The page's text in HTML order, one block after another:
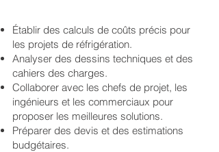
Établir des calculs de coûts précis pour
les projets de réfrigération.
Analyser des dessins techniques et des
cahiers des charges.
Collaborer avec les chefs de projet, les
ingénieurs et les commerciaux pour
proposer les meilleures solutions.
Préparer des devis et des estimations
budgétaires.